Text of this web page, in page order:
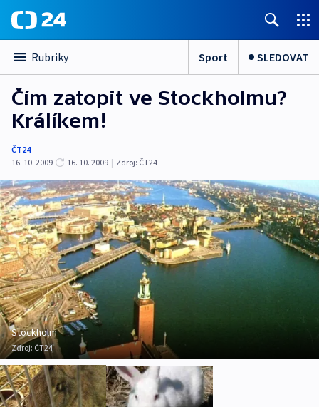
Rubriky Sport SLEDOVAT
Čím zatopit ve Stockholmu?
Králíkem!
ČT24
16. 10. 2009
16. 10. 2009 | Zdroj: ČT24
Stockholm
Zdroj: ČT24